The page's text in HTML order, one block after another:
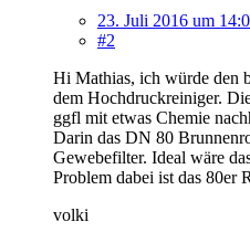
23. Juli 2016 um
#2
Hi Mathias, ich würde den
dem Hochdruckreiniger.
ggfl mit etwas Chemie
Darin das DN 80
Gewebefilter. Ideal wäre
Problem dabei ist das 80er
volki